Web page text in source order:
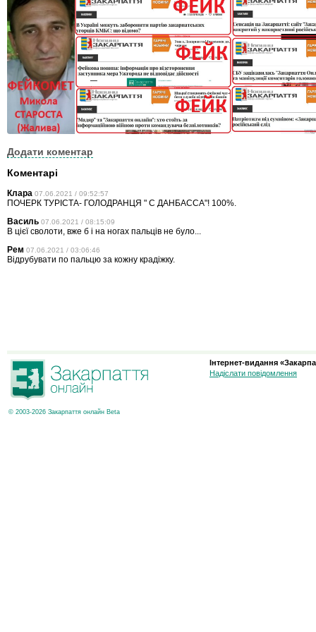
Додати коментар
Коментарі
Клара 07.06.2021 / 09:52:57
ПОЧЕРК ТУРІСТА- ГОЛОДРАНЦЯ " С ДАНБАССА"! 100%.
Василь 07.06.2021 / 08:15:09
В цієї сволоти, вже б і на ногах пальців не було...
Рем 07.06.2021 / 03:06:46
Відрубувати по пальцю за кожну крадіжку.
© 2003-2026 Закарпаття онлайн Beta
Інтернет-видання
Надіслати повідомлення